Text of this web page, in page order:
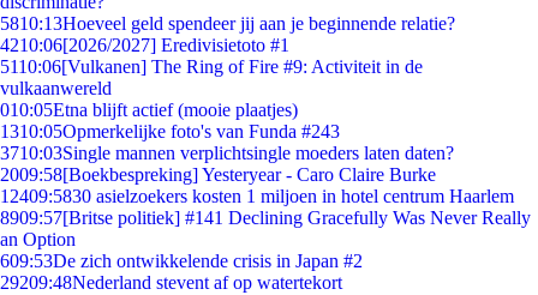
5810:13Hoeveel geld spendeer jij aan je beginnende relatie?
4210:06[2026/2027] Eredivisietoto #1
5110:06[Vulkanen] The Ring of Fire #9: Activiteit in de
vulkaanwereld
010:05Etna blijft actief (mooie plaatjes)
1310:05Opmerkelijke foto's van Funda #243
3710:03Single mannen verplichtsingle moeders laten daten?
2009:58[Boekbespreking] Yesteryear - Caro Claire Burke
12409:5830 asielzoekers kosten 1 miljoen in hotel centrum Haarlem
8909:57[Britse politiek] #141 Declining Gracefully Was Never Really
an Option
609:53De zich ontwikkelende crisis in Japan #2
29209:48Nederland stevent af op watertekort